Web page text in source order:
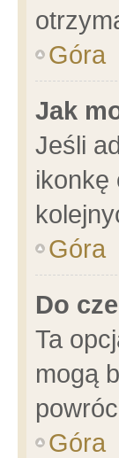
Góra
Jak
Jeśli
ikonkę
Góra
Do
Ta
mogą
Góra